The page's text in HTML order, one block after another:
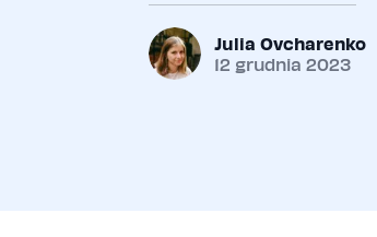
Julia Ovcharenko
12 grudnia 2023